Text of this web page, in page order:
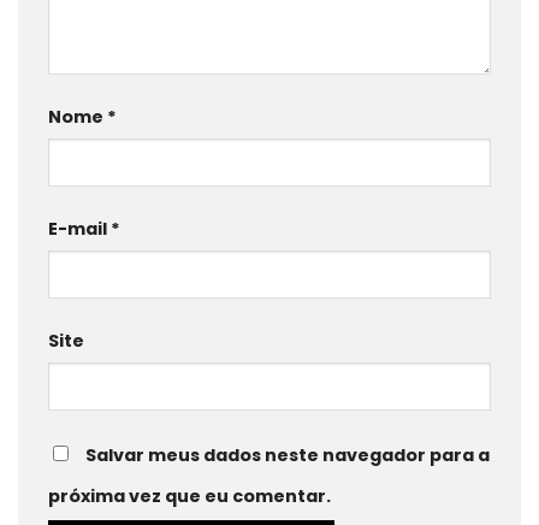
Nome *
E-mail *
Site
Salvar meus dados neste navegador para a
próxima vez que eu comentar.